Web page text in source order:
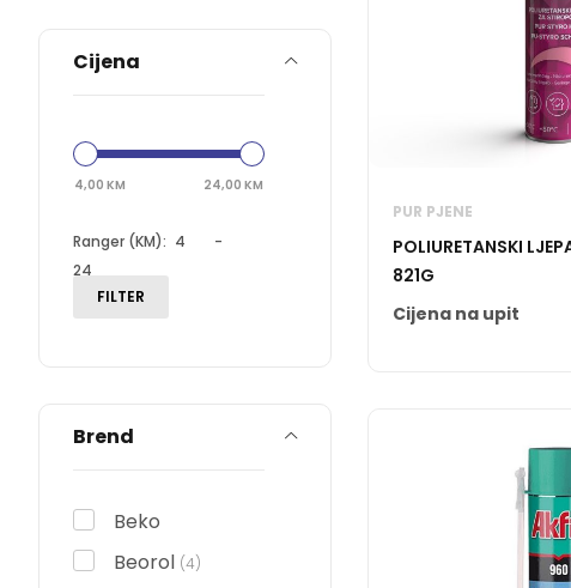
Tepisi i staze
Cijena
4,00 KM 24,00 KM
Ranger (KM): -
FILTER
Brend
Beko
Beorol (4)
PUR PJENE
POLIURETANSKI
821G
Cijena na upit